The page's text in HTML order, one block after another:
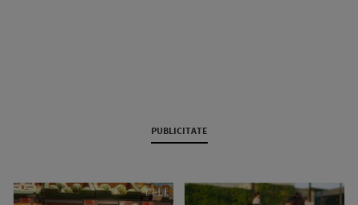
PUBLICITATE